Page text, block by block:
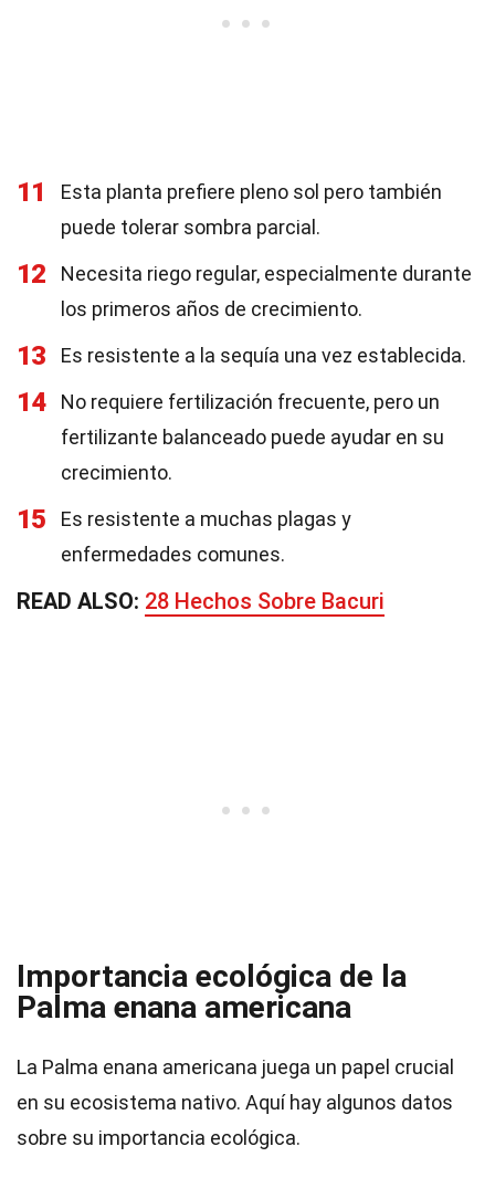
11
Esta planta prefiere pleno sol pero también
puede tolerar sombra parcial.
12
Necesita riego regular, especialmente durante
los primeros años de crecimiento.
13 Es resistente a la sequía una vez establecida.
14
No requiere fertilización frecuente, pero un
fertilizante balanceado puede ayudar en su
crecimiento.
15
Es resistente a muchas plagas y
enfermedades comunes.
READ ALSO: 28 Hechos Sobre Bacuri
Importancia ecológica de la
Palma enana americana
La Palma enana americana juega un papel crucial
en su ecosistema nativo. Aquí hay algunos datos
sobre su importancia ecológica.